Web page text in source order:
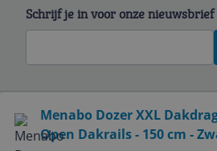
Menabo Dozer XXL
Open Dakrails - 150 cm -
Schrijf je in voor onze nieuwsbrief
Service